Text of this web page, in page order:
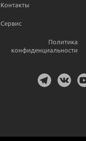
Контакты
Сервис
Политика
конфиденциальности